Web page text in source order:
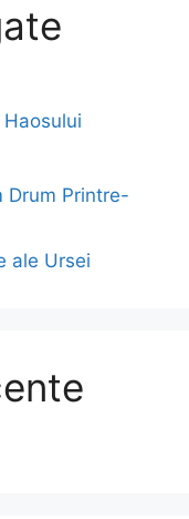
Drum Printre-
ale Ursei